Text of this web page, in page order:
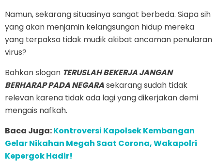
Namun, sekarang situasinya sangat berbeda. Siapa sih
yang akan menjamin kelangsungan hidup mereka
yang terpaksa tidak mudik akibat ancaman penularan
virus?
Bahkan slogan TERUSLAH BEKERJA JANGAN
BERHARAP PADA NEGARAsekarang sudah tidak
relevan karena tidak ada lagi yang dikerjakan demi
mengais nafkah.
Baca Juga:Kontroversi Kapolsek Kembangan
Gelar Nikahan Megah Saat Corona, Wakapolri
Kepergok Hadir!